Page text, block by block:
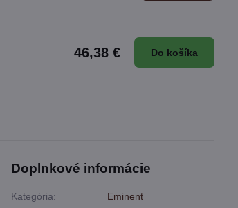
Doplnkové informácie
Kategória: Eminent
46,38 € Do košíka